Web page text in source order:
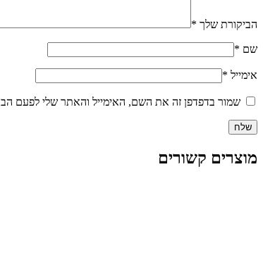
הביקורת שלך *
שם *
אימייל *
שמור בדפדפן זה את השם, האימייל והאתר שלי לפעם
מוצרים קשורים